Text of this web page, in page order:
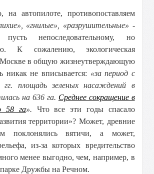
автопилоте, противопоставляем
«гнилые», «разрушительные» -
пусть непоследовательному, но
К сожалению, экологическая
Москве в общую жизнеутверждающую
никак не вписывается: «за период с
площадь зеленых насаждений в
на 636 га. Среднее сокращение в
58 га». Что все эти годы спасало
территории»? Может, древние
поклонялись вятичи, а может,
из-за которых вредительство
менее выгодно, чем, например, в
Дружбы на Речном.